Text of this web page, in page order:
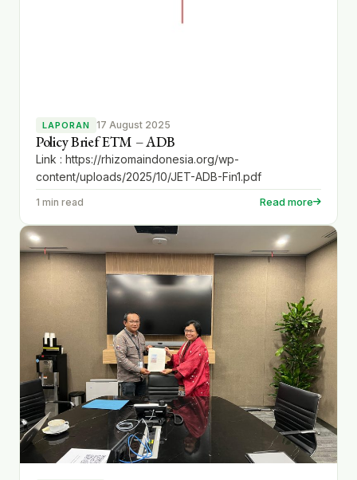
LAPORAN 17 August 2025
Policy Brief ETM – ADB
Link : https://rhizomaindonesia.org/wp-
content/uploads/2025/10/JET-ADB-Fin1.pdf
1 min read Read more